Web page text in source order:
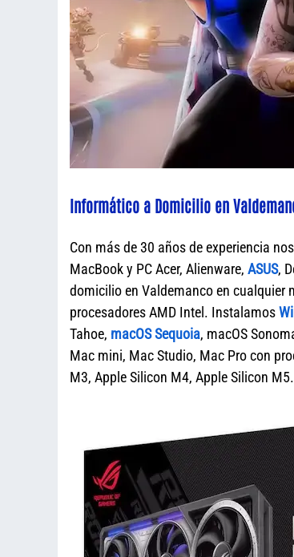
Informático a Domicilio en
Con más de 30 años de experiencia
MacBook y PC Acer, Alienware, ASUS,
domicilio en Valdemanco en cualquier
procesadores AMD Intel. Instalamos
Tahoe, macOS Sequoia, macOS
Mac mini, Mac Studio, Mac Pro con
M3, Apple Silicon M4, Apple Silicon M5.